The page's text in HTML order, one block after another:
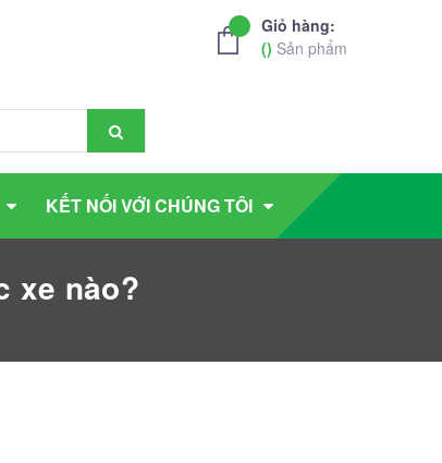
Giỏ hàng:
() Sản phẩm
KẾT NỐI VỚI CHÚNG TÔI
xe nào?